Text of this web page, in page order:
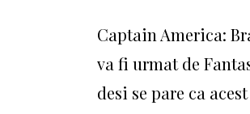
Captain America:
va fi urmat de
desi se pare ca